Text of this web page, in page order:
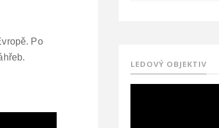
Po
LEDOVÝ OBJEKTIV